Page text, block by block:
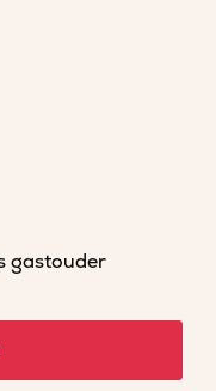
gastouder